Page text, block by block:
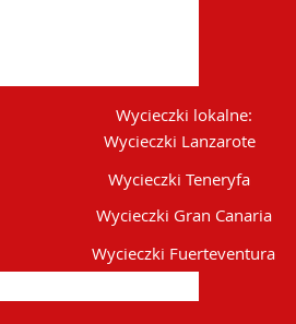
Wycieczki lokalne:
Wycieczki Lanzarote
Wycieczki Teneryfa
Wycieczki Gran Canaria
Wycieczki Fuerteventura